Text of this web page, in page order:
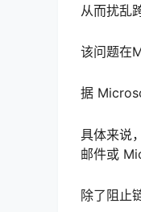
从而扰乱
该问题在
据
具体来说
邮件或
除了阻止